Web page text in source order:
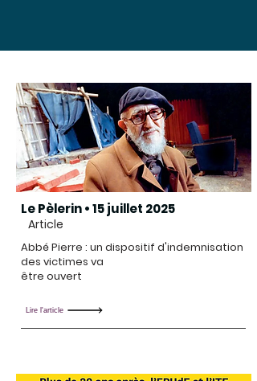
Le Pèlerin • 15 juillet 2025
Article
Abbé Pierre : un dispositif d'indemnisation
des victimes va
être ouvert
Lire l'article